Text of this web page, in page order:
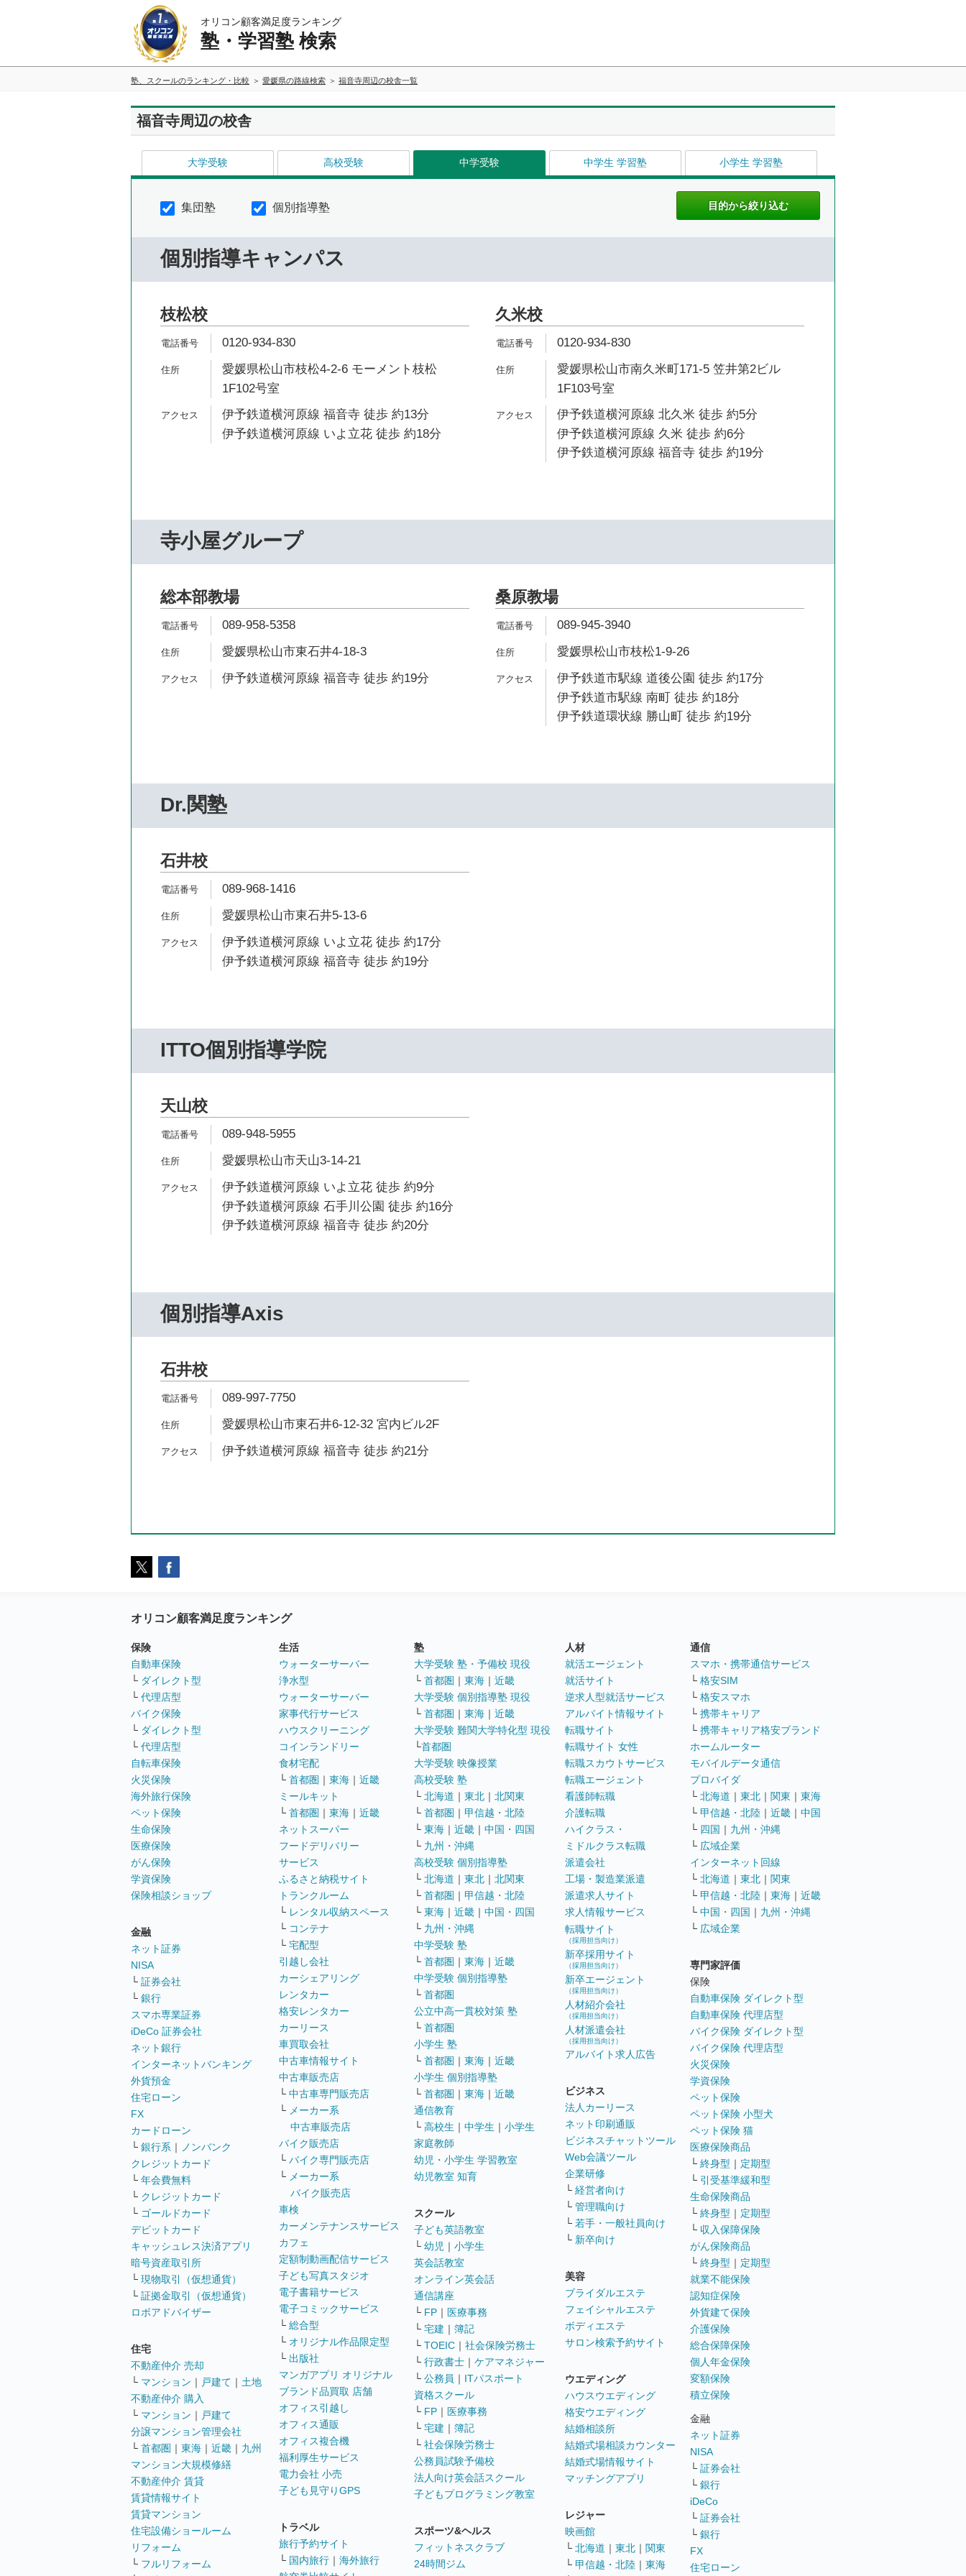
オリコン顧客満足度ランキング
塾・学習塾 検索
塾、スクールのランキング・比較 愛媛県の路線検索 福音寺周辺の校舎一覧
福音寺周辺の校舎
大学受験 高校受験 中学受験 中学生 学習塾 小学生 学習塾
集団塾 個別指導塾
個別指導キャンパス
枝松校
0120-934-830
愛媛県松山市枝松4-2-6 モーメント枝松
1F102号室
伊予鉄道横河原線 福音寺 徒歩 約13分
伊予鉄道横河原線 いよ立花 徒歩 約18分
久米校
0120-934-830
愛媛県松山市南久米町171-5 笠井第2ビル
1F103号室
伊予鉄道横河原線 北久米 徒歩 約5分
伊予鉄道横河原線 久米 徒歩 約6分
伊予鉄道横河原線 福音寺 徒歩 約19分
寺小屋グループ
総本部教場
089-958-5358
愛媛県松山市東石井4-18-3
伊予鉄道横河原線 福音寺 徒歩 約19分
桑原教場
089-945-3940
愛媛県松山市枝松1-9-26
伊予鉄道市駅線 道後公園 徒歩 約17分
伊予鉄道市駅線 南町 徒歩 約18分
伊予鉄道環状線 勝山町 徒歩 約19分
Dr.関塾
石井校
089-968-1416
愛媛県松山市東石井5-13-6
伊予鉄道横河原線 いよ立花 徒歩 約17分
伊予鉄道横河原線 福音寺 徒歩 約19分
ITTO個別指導学院
天山校
089-948-5955
愛媛県松山市天山3-14-21
伊予鉄道横河原線 いよ立花 徒歩 約9分
伊予鉄道横河原線 石手川公園 徒歩 約16分
伊予鉄道横河原線 福音寺 徒歩 約20分
個別指導Axis
石井校
089-997-7750
愛媛県松山市東石井6-12-32 宮内ビル2F
伊予鉄道横河原線 福音寺 徒歩 約21分
オリコン顧客満足度ランキング
保険
自動車保険
└ ダイレクト型
└ 代理店型
バイク保険
└ ダイレクト型
└ 代理店型
自転車保険
火災保険
海外旅行保険
ペット保険
生命保険
医療保険
がん保険
学資保険
保険相談ショップ
金融
ネット証券
NISA
└ 証券会社
└ 銀行
スマホ専業証券
iDeCo 証券会社
ネット銀行
インターネットバンキング
外貨預金
住宅ローン
FX
カードローン
└ 銀行系 ｜
ノンバンク
クレジットカード
└ 年会費無料
└ クレジットカード
└ ゴールドカード
デビットカード
キャッシュレス決済アプリ
暗号資産取引所
└ 現物取引（仮想通貨）
└ 証拠金取引（仮想通貨）
ロボアドバイザー
住宅
不動産仲介 売却
└ マンション ｜ 戸建て ｜ 土地
不動産仲介 購入
└ マンション ｜ 戸建て
分譲マンション管理会社
└ 首都圏 ｜ 東海 ｜ 近畿 ｜ 九州
マンション大規模修繕
不動産仲介 賃貸
賃貸情報サイト
賃貸マンション
住宅設備ショールーム
リフォーム
└ フルリフォーム
生活
ウォーターサーバー
浄水型
ウォーターサーバー
家事代行サービス
ハウスクリーニング
コインランドリー
食材宅配
└ 首都圏 ｜ 東海 ｜ 近畿
ミールキット
└ 首都圏 ｜ 東海 ｜ 近畿
ネットスーパー
フードデリバリー
サービス
ふるさと納税サイト
トランクルーム
└ レンタル収納スペース
└ コンテナ
└ 宅配型
引越し会社
カーシェアリング
レンタカー
格安レンタカー
カーリース
車買取会社
中古車情報サイト
中古車販売店
└ 中古車専門販売店
└ メーカー系
中古車販売店
バイク販売店
└ バイク専門販売店
└ メーカー系
バイク販売店
車検
カーメンテナンスサービス
カフェ
定額制動画配信サービス
子ども写真スタジオ
電子書籍サービス
電子コミックサービス
└ 総合型
└ オリジナル作品限定型
└ 出版社
マンガアプリ オリジナル
ブランド品買取 店舗
オフィス引越し
オフィス通販
オフィス複合機
福利厚生サービス
電力会社 小売
子ども見守りGPS
トラベル
旅行予約サイト
└ 国内旅行 ｜ 海外旅行
塾
大学受験 塾・予備校 現役
└ 首都圏 ｜ 東海 ｜ 近畿
大学受験 個別指導塾 現役
└ 首都圏 ｜ 東海 ｜ 近畿
大学受験 難関大学特化型 現役
└首都圏
大学受験 映像授業
高校受験 塾
└ 北海道 ｜ 東北 ｜ 北関東
└ 首都圏 ｜ 甲信越・北陸
└ 東海 ｜ 近畿 ｜ 中国・四国
└ 九州・沖縄
高校受験 個別指導塾
└ 北海道 ｜ 東北 ｜ 北関東
└ 首都圏 ｜ 甲信越・北陸
└ 東海 ｜ 近畿 ｜ 中国・四国
└ 九州・沖縄
中学受験 塾
└ 首都圏 ｜ 東海 ｜ 近畿
中学受験 個別指導塾
└ 首都圏
公立中高一貫校対策 塾
└ 首都圏
小学生 塾
└ 首都圏 ｜ 東海 ｜ 近畿
小学生 個別指導塾
└ 首都圏 ｜ 東海 ｜ 近畿
通信教育
└ 高校生 ｜ 中学生 ｜ 小学生
家庭教師
幼児・小学生 学習教室
幼児教室 知育
スクール
子ども英語教室
└ 幼児 ｜ 小学生
英会話教室
オンライン英会話
通信講座
└ FP ｜ 医療事務
└ 宅建 ｜ 簿記
└ TOEIC ｜ 社会保険労務士
└ 行政書士 ｜ ケアマネジャー
└ 公務員 ｜ ITパスポート
資格スクール
└ FP ｜ 医療事務
└ 宅建 ｜ 簿記
└ 社会保険労務士
公務員試験予備校
法人向け英会話スクール
子どもプログラミング教室
スポーツ&ヘルス
フィットネスクラブ
24時間ジム
人材
就活エージェント
就活サイト
逆求人型就活サービス
アルバイト情報サイト
転職サイト
転職サイト 女性
転職スカウトサービス
転職エージェント
看護師転職
介護転職
ハイクラス・
ミドルクラス転職
派遣会社
工場・製造業派遣
派遣求人サイト
求人情報サービス
転職サイト
（採用担当向け）
新卒採用サイト
（採用担当向け）
新卒エージェント
（採用担当向け）
人材紹介会社
（採用担当向け）
人材派遣会社
（採用担当向け）
アルバイト求人広告
ビジネス
法人カーリース
ネット印刷通販
ビジネスチャットツール
Web会議ツール
企業研修
└ 経営者向け
└ 管理職向け
└ 若手・一般社員向け
└ 新卒向け
美容
ブライダルエステ
フェイシャルエステ
ボディエステ
サロン検索予約サイト
ウエディング
ハウスウエディング
格安ウエディング
結婚相談所
結婚式場相談カウンター
結婚式場情報サイト
マッチングアプリ
レジャー
映画館
└ 北海道 ｜ 東北 ｜ 関東
└ 甲信越・北陸 ｜ 東海
通信
スマホ・携帯通信サービス
└ 格安SIM
└ 格安スマホ
└ 携帯キャリア
└ 携帯キャリア格安ブランド
ホームルーター
モバイルデータ通信
プロバイダ
└ 北海道 ｜ 東北 ｜ 関東 ｜ 東海
└ 甲信越・北陸 ｜ 近畿 ｜ 中国
└ 四国 ｜ 九州・沖縄
└ 広域企業
インターネット回線
└ 北海道 ｜ 東北 ｜ 関東
└ 甲信越・北陸 ｜ 東海 ｜ 近畿
└ 中国・四国 ｜ 九州・沖縄
└ 広域企業
専門家評価
保険
自動車保険 ダイレクト型
自動車保険 代理店型
バイク保険 ダイレクト型
バイク保険 代理店型
火災保険
学資保険
ペット保険
ペット保険 小型犬
ペット保険 猫
医療保険商品
└ 終身型 ｜ 定期型
└ 引受基準緩和型
生命保険商品
└ 終身型 ｜ 定期型
└ 収入保障保険
がん保険商品
└ 終身型 ｜ 定期型
就業不能保険
認知症保険
外貨建て保険
介護保険
総合保障保険
個人年金保険
変額保険
積立保険
金融
ネット証券
NISA
└ 証券会社
└ 銀行
iDeCo
└ 証券会社
└ 銀行
FX
住宅ローン